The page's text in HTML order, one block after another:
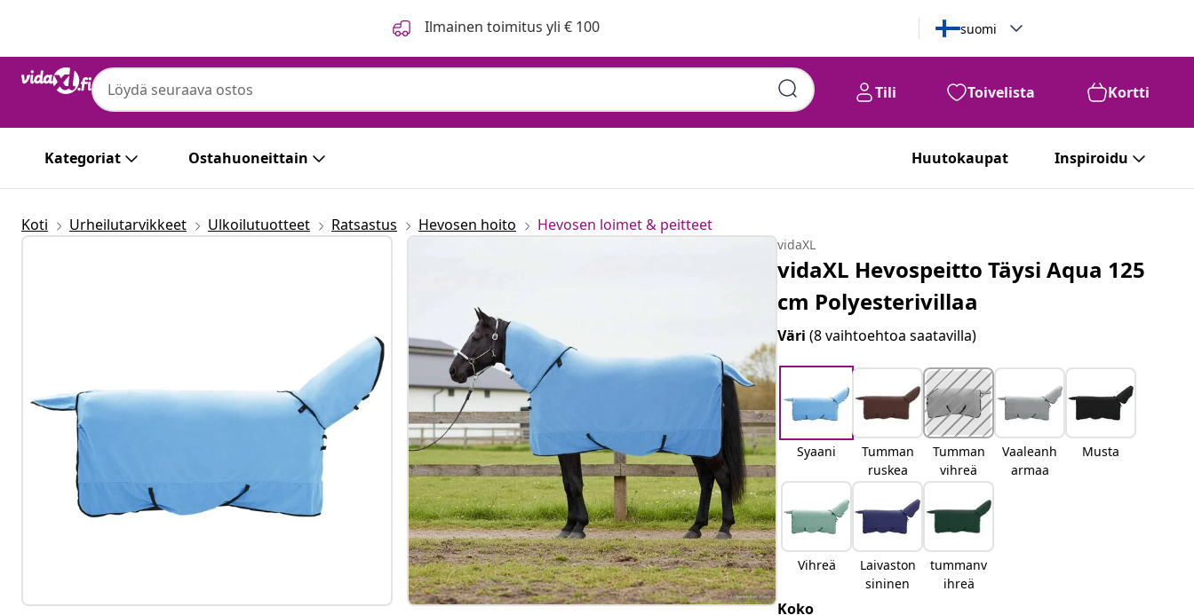
Ilmainen toimitus yli € 100 suomi
Tili Toivelista Kortti
Kategoriat Ostahuoneittain Huutokaupat Inspiroidu
Koti Urheilutarvikkeet Ulkoilutuotteet Ratsastus Hevosen hoito Hevosen loimet & peitteet
vidaXL
vidaXL Hevospeitto Täysi Aqua 125
cm Polyesterivillaa
Väri(8 vaihtoehtoa saatavilla)
Syaani
Tumman
ruskea
Tumman
vihreä
Vaaleanh
armaa
Musta
Vihreä
Laivaston
sininen
tummanv
ihreä
Koko